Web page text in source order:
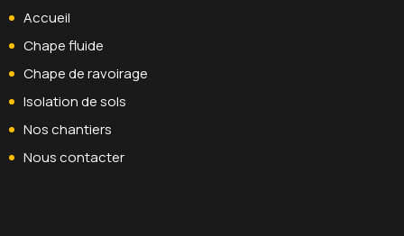
Accueil
Chape fluide
Chape de ravoirage
Isolation de sols
Nos chantiers
Nous contacter